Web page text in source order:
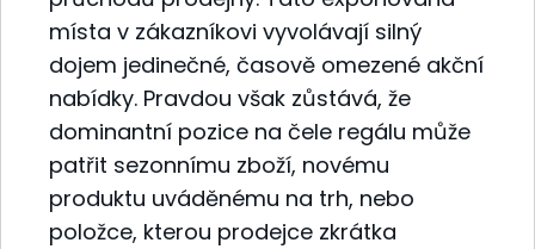
místa v zákazníkovi vyvolávají silný
dojem jedinečné, časově omezené akční
nabídky. Pravdou však zůstává, že
dominantní pozice na čele regálu může
patřit sezonnímu zboží, novému
produktu uváděnému na trh, nebo
položce, kterou prodejce zkrátka